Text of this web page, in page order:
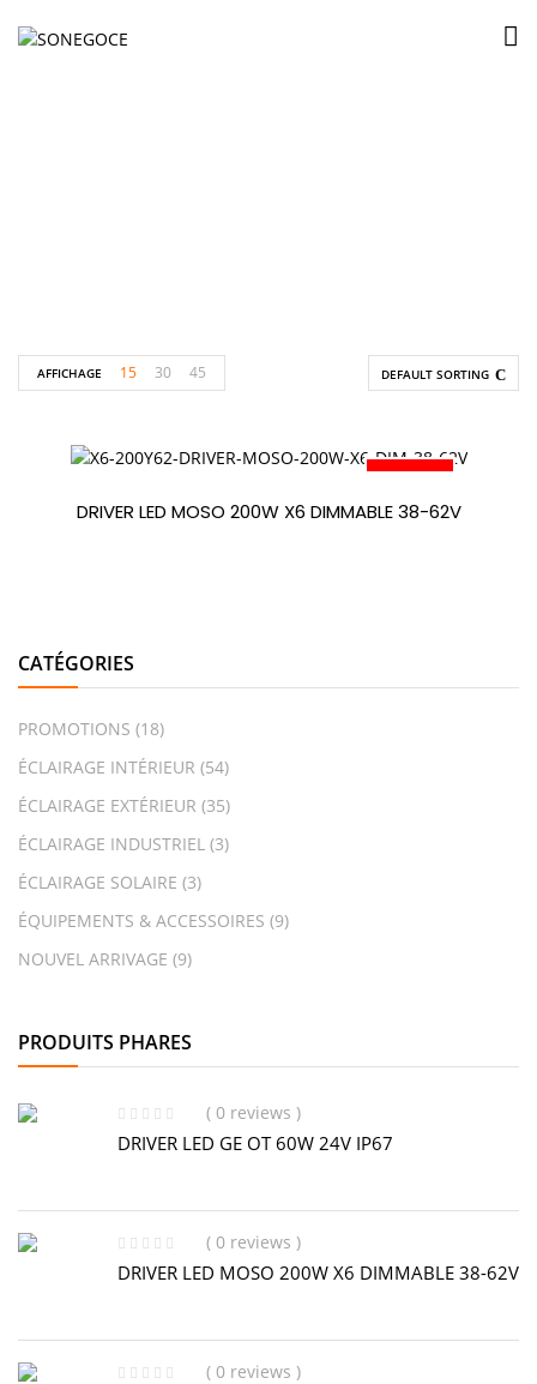
CATÉGORIES
PROMOTIONS (18)
ÉCLAIRAGE INTÉRIEUR (54)
ÉCLAIRAGE EXTÉRIEUR (35)
ÉCLAIRAGE INDUSTRIEL (3)
ÉCLAIRAGE SOLAIRE (3)
ÉQUIPEMENTS & ACCESSOIRES (9)
NOUVEL ARRIVAGE (9)
PRODUITS PHARES
( 0 reviews )
DRIVER LED GE OT 60W 24V IP67
( 0 reviews )
DRIVER LED MOSO 200W X6 DIMMABLE 38-62V
( 0 reviews )
DEFAULT SORTING
AFFICHAGE 15 30 45
PROMO
DRIVER LED MOSO 200W X6 DIMMABLE 38-62V